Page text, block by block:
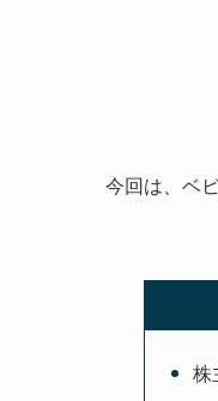
今回は、ベ
株